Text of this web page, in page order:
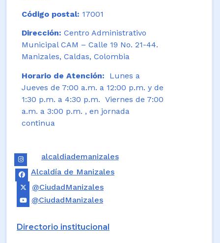
Código postal: 17001
Dirección: Centro Administrativo
Municipal CAM – Calle 19 No. 21-44.
Manizales, Caldas, Colombia
Horario de Atención: Lunes a
Jueves de 7:00 a.m. a 12:00 p.m. y de
1:30 p.m. a 4:30 p.m. Viernes de 7:00
a.m. a 3:00 p.m. , en jornada
continua
alcaldiademanizales
Alcaldía de Manizales
@CiudadManizales
@CiudadManizales
Directorio institucional